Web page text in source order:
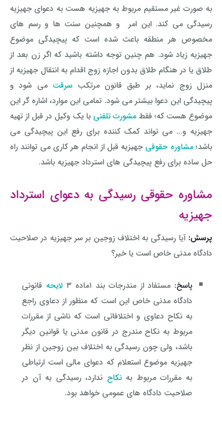
به صورت غیر مستقیم مربوط به جهیزیه هست به دعوای جهیزیه
رسیدگی می کند. این امر و همچنین سنت ها و رسم های
مخصوص هر منطقه باعث شده است که پیچیدگی موضوع
جهیزیه زیاد شود. هم چنین توجه داشته باشید که اگر زن بعد از
طلاق یا در هنگام طلاق بدون اجازه زوج اقدام به انتقال جهیزیه از
منزل زوج نماید، بر طبق قانون مرتکب سرقت می شود و
پیچیدگی این دعوا بیشتر می شود. تمامی این موارد، اشاره گر این
موضوع هست که؛ فقط مشورت تلفنی با یک وکیل در قبل از تهیه
جهیزیه و... می تواند کمک کننده برای رفع این پیچیدگی می
باشد؛مشاوره حقوقی جهیزیه قبل از انجام هر کاری می توانند راه
حل ساده برای رفع پیچیدگی های استرداد جهیزیه باشد.
مشاوره حقوقی رسیدگی به دعوای استرداد
جهیزیه
پرسش: آیا رسیدگی به اختلاف زوجین بر سر جهیزیه در صلاحیت
دادگاه مدنی خاص است یا خیر؟
پاسخ: مستفاد از مندرجات بند ۱ماده ۳ لایحه قانونی
دادگاه مدنی خاص این است که منظور از دعاوی راجع
به نکاح دعاوی و اختلافاتی است که ناشی از مقررات
مربوط به نکاح مندرج در قانون مدنی یا قوانین دیگر
باشد، ولی چون رسیدگی به اختلاف بین زوجین از نظر
جهیزیه موضوع استعلام که دعوای مالی است ارتباطی
به مقررات مربوط بهنکاح ندارد، رسیدگی به آن در
صلاحیت دادگاه های عمومی خواهد بود.